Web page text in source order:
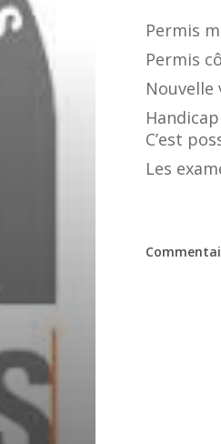
Permis
Permis
Nouvelle
C’est
Les